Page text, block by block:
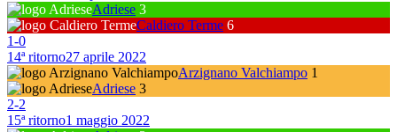
Adriese 3
Caldiero Terme 6
1-0
14ª ritorno27 aprile 2022
Arzignano Valchiampo 1
Adriese 3
2-2
15ª ritorno1 maggio 2022